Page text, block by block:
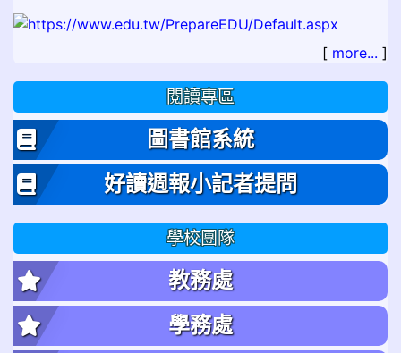
[ more... ]
閱讀專區
圖書館系統
好讀週報小記者提問
學校團隊
教務處
學務處